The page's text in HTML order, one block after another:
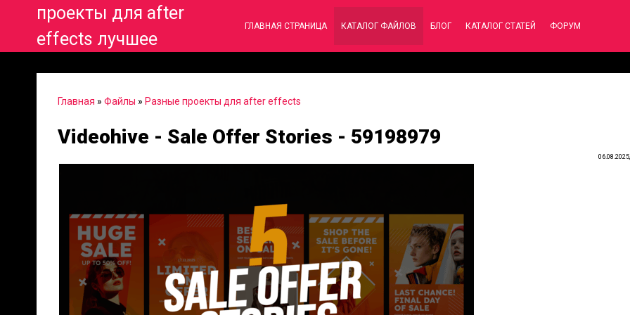
проекты для after
effects лучшее
ГЛАВНАЯ СТРАНИЦА КАТАЛОГ ФАЙЛОВ БЛОГ КАТАЛОГ СТАТЕЙ ФОРУМ
Главная » Файлы » Разные проекты для after effects
Videohive - Sale Offer Stories - 59198979